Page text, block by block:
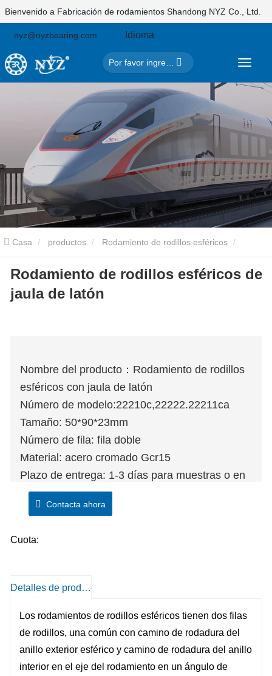
Bienvenido a Fabricación de rodamientos Shandong NYZ Co., Ltd.
nyz@nyzbearing.com Idioma
Casa productos Rodamiento de rodillos esféricos
Rodamiento de rodillos esféricos de jaula de latón
Rodamiento de rodillos esféricos de
jaula de latón
Nombre del producto：Rodamiento de rodillos
esféricos con jaula de latón
Número de modelo:22210c,22222.22211ca
Tamaño: 50*90*23mm
Número de fila: fila doble
Material: acero cromado Gcr15
Plazo de entrega: 1-3 días para muestras o en
stock2) 10-15 días para realizar pedidos
Contacta ahora
Cuota:
Detalles de producto
Los rodamientos de rodillos esféricos tienen dos filas
de rodillos, una común con camino de rodadura del
anillo exterior esférico y camino de rodadura del anillo
interior en el eje del rodamiento en un ángulo de